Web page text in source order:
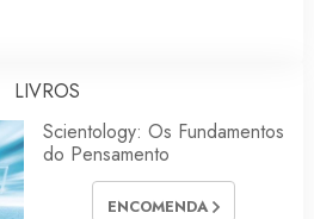
LIVROS
Scientology: Os Fundamentos
do Pensamento
ENCOMENDA